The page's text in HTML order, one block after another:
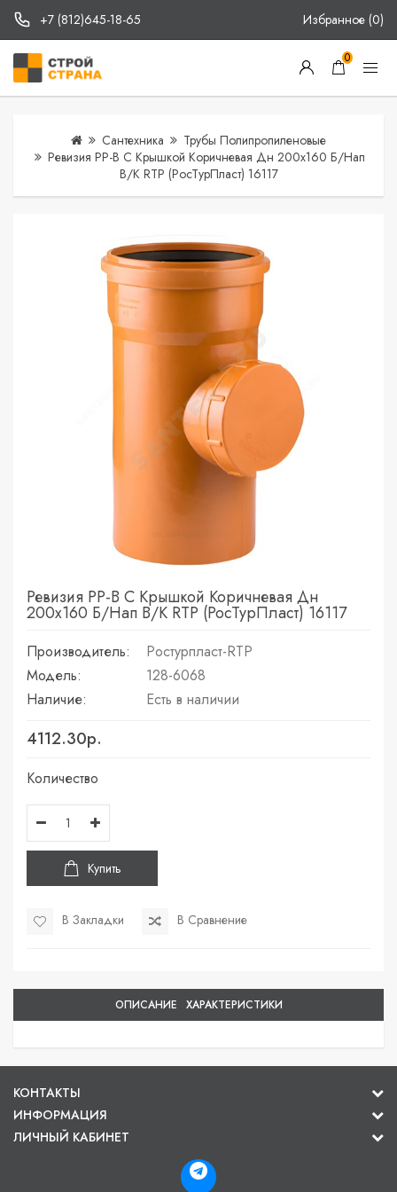
+7 (812)645-18-65 Избранное (0)
0
Сантехника
Трубы Полипропиленовые
Ревизия PP-B С Крышкой Коричневая Дн 200х160 Б/нап
В/к RTP (РосТурПласт) 16117
Ревизия PP-B С Крышкой Коричневая Дн
200х160 Б/нап В/к RTP (РосТурПласт) 16117
Производитель:
Ростурпласт-RTP
Модель:
128-6068
Наличие:
Есть в наличии
4112.30р.
Количество
Купить
В Закладки В Сравнение
ОПИСАНИЕ ХАРАКТЕРИСТИКИ
КОНТАКТЫ
ИНФОРМАЦИЯ
ЛИЧНЫЙ КАБИНЕТ